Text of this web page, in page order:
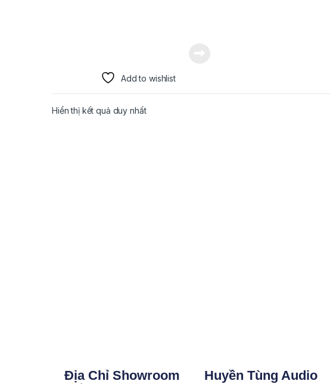
Add to wishlist
Hiển thị kết quả duy nhất
Địa Chỉ Showroom Huyền Tùng Audio